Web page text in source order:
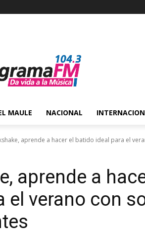
MAULE NACIONAL
aprende a hacer el batido ideal para el
aprende a
el verano con